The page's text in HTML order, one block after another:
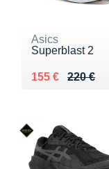
Asics
Superblast 2
220 €
Au lieu de 220 €
155 €
Vendu 155 €